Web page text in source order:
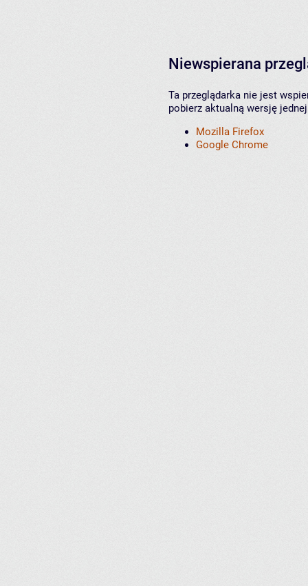
Niewspierana
Ta przeglądarka nie jest
pobierz aktualną wersję
Mozilla Firefox
Google Chrome